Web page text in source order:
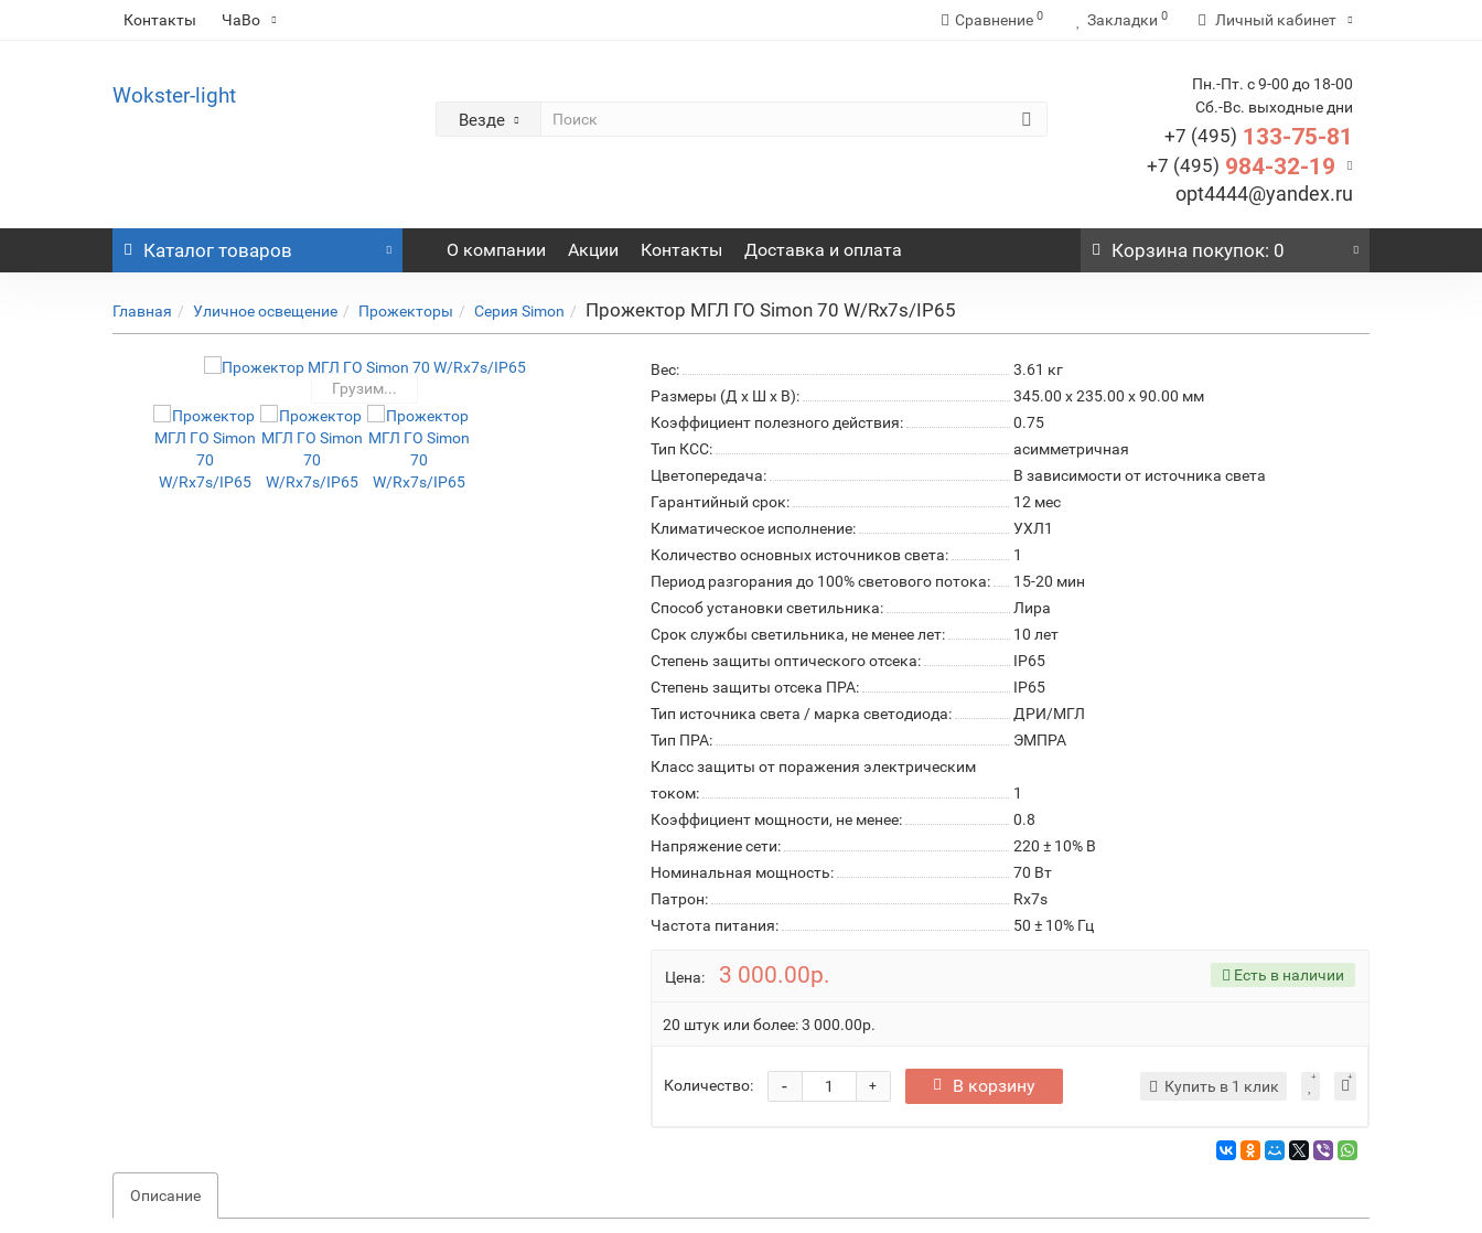
Контакты ЧаВо Сравнение 0 Закладки 0 Личный кабинет
Wokster-light
Везде
Пн.-Пт. с 9-00 до 18-00
Сб.-Вс. выходные дни
+7 (495) 133-75-81
+7 (495) 984-32-19
opt4444@yandex.ru
Каталог товаров О компании Акции Контакты Доставка и оплата Корзинапокупок: 0
Главная Уличное освещение Прожекторы Серия Simon Прожектор МГЛ ГО Simon 70 W/Rx7s/IP65
Грузим...
Вес: 3.61 кг
Размеры (Д x Ш x В):
345.00 x 235.00 x 90.00 мм
Коэффициент полезного действия:
0.75
Тип КСС:
асимметричная
Цветопередача:
В зависимости от источника света
Гарантийный срок:
12 мес
Климатическое исполнение:
УХЛ1
Количество основных источников света:
1
Период разгорания до 100% светового потока:
15-20 мин
Способ установки светильника:
Лира
Срок службы светильника, не менее лет:
10 лет
Степень защиты оптического отсека:
IP65
Степень защиты отсека ПРА:
IP65
Тип источника света / марка светодиода:
ДРИ/МГЛ
Тип ПРА:
ЭМПРА
Класс защиты от поражения электрическим
током:
1
Коэффициент мощности, не менее:
0.8
Напряжение сети:
220 ± 10% В
Номинальная мощность:
70 Вт
Патрон:
Rx7s
Частота питания:
50 ± 10% Гц
Цена: 3 000.00р. Есть в наличии
20 штук или более: 3 000.00р.
Количество: +
- В корзину Купить в 1 клик
Описание